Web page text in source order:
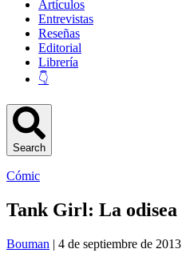
Artículos
Entrevistas
Reseñas
Editorial
Librería
👇
Search
Cómic
Tank Girl: La odisea
Bouman | 4 de septiembre de 2013